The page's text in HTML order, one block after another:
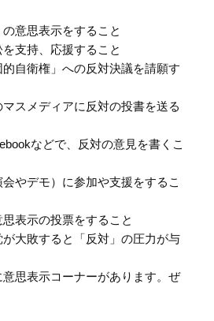
意思表示をすること
支持、応援すること
自衛権」への反対決議を請願す
スメディアに反対の投書を送る
などで、反対の意見を書くこ
やデモ）に参加や支援をするこ
表示の投票をすること
大敗すると「反対」の圧力が与
思表示コーナーがあります。ぜ